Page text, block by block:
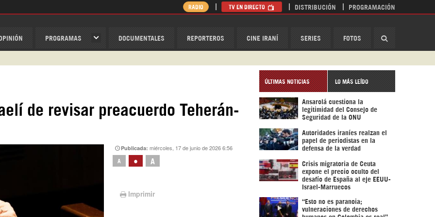
PROGRAMAS DOCUMENTALES REPORTEROS CINE IRANÍ SERIES FOTOS
RADIO TV EN DIRECTO DISTRIBUCIÓN PROGRAMACIÓN
de revisar preacuerdo Teherán-
Publicada:miércoles, 17 de junio de 2026 6:56
A • A
Imprimir
ÚLTIMAS NOTICIAS LO MÁS LEÍDO
Ansarolá cuestiona la
legitimidad del Consejo de
Seguridad de la ONU
Autoridades iraníes realzan el
papel de periodistas en la
defensa de la verdad
Crisis migratoria de Ceuta
expone el precio oculto del
desafío de España al eje EEUU-
Israel-Marruecos
“Esto no es paranoia;
vulneraciones de derechos
humanos en Colombia es real”